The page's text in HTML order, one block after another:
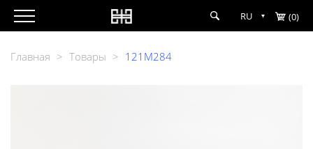
RU (0)
Главная > Товары > 121M284